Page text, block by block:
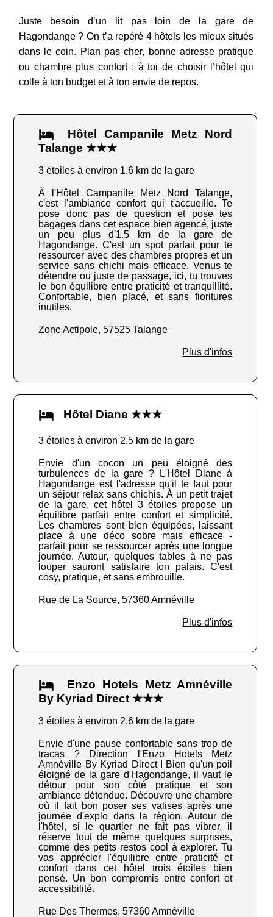
Juste besoin d’un lit pas loin de la gare de
Hagondange ? On t’a repéré 4 hôtels les mieux situés
dans le coin. Plan pas cher, bonne adresse pratique
ou chambre plus confort : à toi de choisir l’hôtel qui
colle à ton budget et à ton envie de repos.
Hôtel Campanile Metz Nord
Talange ★★★
3 étoiles à environ 1.6 km de la gare
À l'Hôtel Campanile Metz Nord Talange,
c'est l'ambiance confort qui t'accueille. Te
pose donc pas de question et pose tes
bagages dans cet espace bien agencé, juste
un peu plus d'1.5 km de la gare de
Hagondange. C'est un spot parfait pour te
ressourcer avec des chambres propres et un
service sans chichi mais efficace. Venus te
détendre ou juste de passage, ici, tu trouves
le bon équilibre entre praticité et tranquillité.
Confortable, bien placé, et sans fioritures
inutiles.
Zone Actipole, 57525 Talange
Plus d'infos
Hôtel Diane ★★★
3 étoiles à environ 2.5 km de la gare
Envie d'un cocon un peu éloigné des
turbulences de la gare ? L'Hôtel Diane à
Hagondange est l'adresse qu'il te faut pour
un séjour relax sans chichis. À un petit trajet
de la gare, cet hôtel 3 étoiles propose un
équilibre parfait entre confort et simplicité.
Les chambres sont bien équipées, laissant
place à une déco sobre mais efficace -
parfait pour se ressourcer après une longue
journée. Autour, quelques tables à ne pas
louper sauront satisfaire ton palais. C'est
cosy, pratique, et sans embrouille.
Rue de La Source, 57360 Amnéville
Plus d'infos
Enzo Hotels Metz Amnéville
By Kyriad Direct ★★★
3 étoiles à environ 2.6 km de la gare
Envie d'une pause confortable sans trop de
tracas ? Direction l'Enzo Hotels Metz
Amnéville By Kyriad Direct ! Bien qu'un poil
éloigné de la gare d'Hagondange, il vaut le
détour pour son côté pratique et son
ambiance détendue. Découvre une chambre
où il fait bon poser ses valises après une
journée d'explo dans la région. Autour de
l'hôtel, si le quartier ne fait pas vibrer, il
réserve tout de même quelques surprises,
comme des petits restos cool à explorer. Tu
vas apprécier l'équilibre entre praticité et
confort dans cet hôtel trois étoiles bien
pensé. Un bon compromis entre confort et
accessibilité.
Rue Des Thermes, 57360 Amnéville